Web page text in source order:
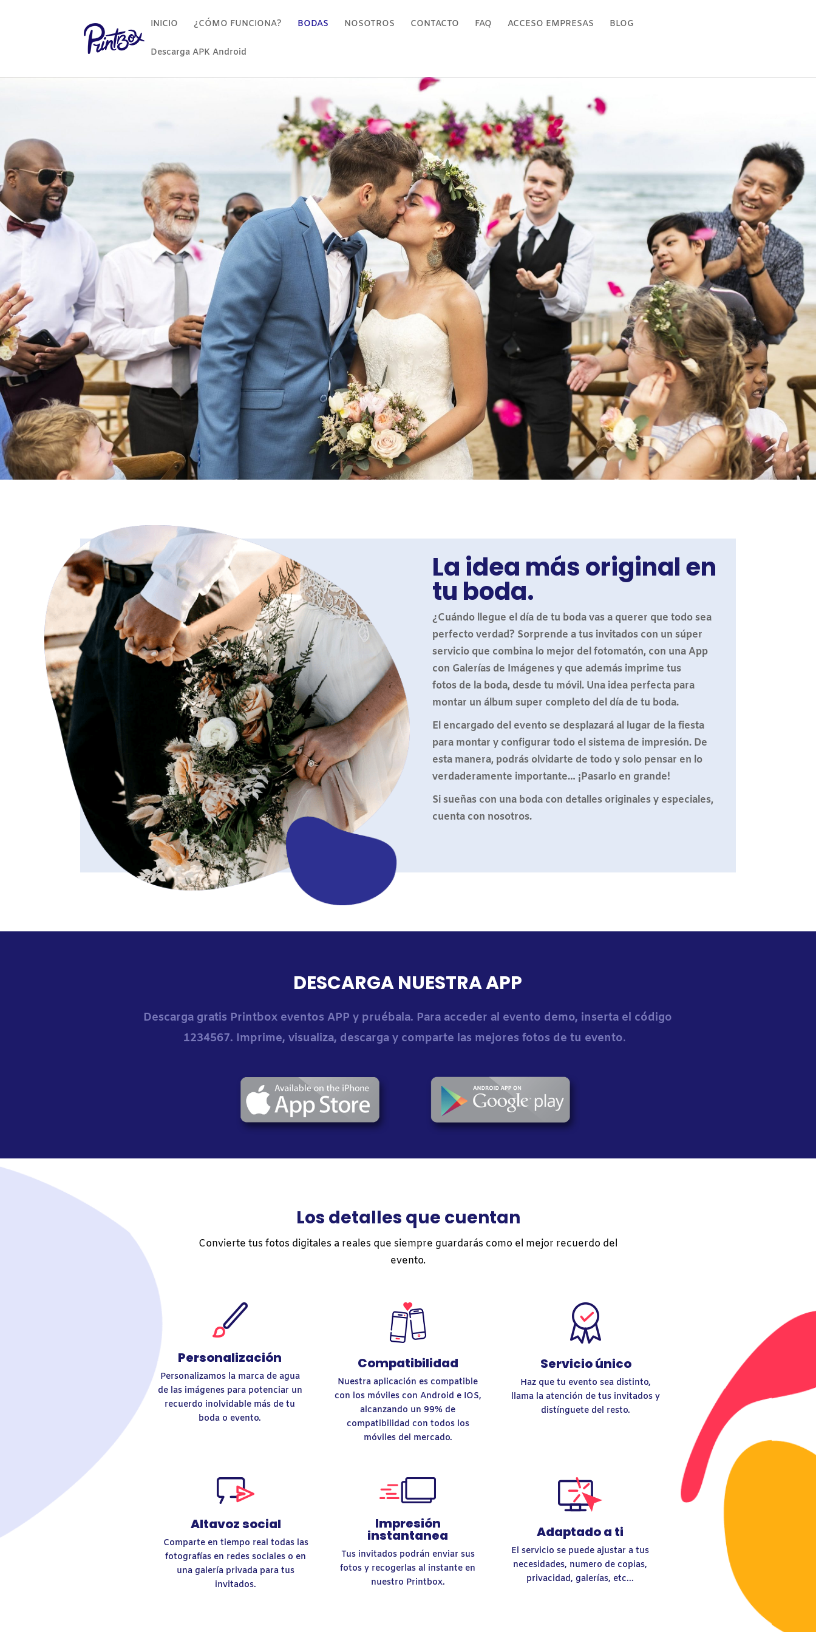
INICIO ¿CÓMO FUNCIONA? BODAS NOSOTROS CONTACTO FAQ ACCESO EMPRESAS BLOG
Descarga APK Android
La idea más original en
tu boda.
¿Cuándo llegue el día de tu boda vas a querer que todo sea
perfecto verdad? Sorprende a tus invitados con un súper
servicio que combina lo mejor del fotomatón, con una App
con Galerías de Imágenes y que además imprime tus
fotos de la boda, desde tu móvil. Una idea perfecta para
montar un álbum super completo del día de tu boda.
El encargado del evento se desplazará al lugar de la fiesta
para montar y configurar todo el sistema de impresión. De
esta manera, podrás olvidarte de todo y solo pensar en lo
verdaderamente importante… ¡Pasarlo en grande!
Si sueñas con una boda con detalles originales y especiales,
cuenta con nosotros.
DESCARGA NUESTRA APP
Descarga gratis Printbox eventos APP y pruébala. Para acceder al evento demo, inserta el código
1234567. Imprime, visualiza, descarga y comparte las mejores fotos de tu evento.
Los detalles que cuentan
Convierte tus fotos digitales a reales que siempre guardarás como el mejor recuerdo del
evento.
Personalización
Personalizamos la marca de agua
de las imágenes para potenciar un
recuerdo inolvidable más de tu
boda o evento.
Compatibilidad
Nuestra aplicación es compatible
con los móviles con Android e IOS,
alcanzando un 99% de
compatibilidad con todos los
móviles del mercado.
Servicio único
Haz que tu evento sea distinto,
llama la atención de tus invitados y
distínguete del resto.
Altavoz social
Comparte en tiempo real todas las
fotografías en redes sociales o en
una galería privada para tus
invitados.
Impresión
instantanea
Tus invitados podrán enviar sus
fotos y recogerlas al instante en
nuestro Printbox.
Adaptado a ti
El servicio se puede ajustar a tus
necesidades, numero de copias,
privacidad, galerías, etc...